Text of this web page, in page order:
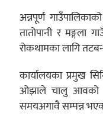
अन्नपूर्ण
तातोपानी र मङ्गला
रोकथामका लागि
कार्यालयका प्रमुख
ओझाले चालु आवको
समयअगावै सम्पन्न